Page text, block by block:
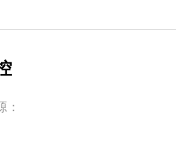
：